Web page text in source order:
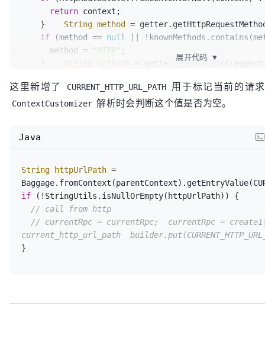
return context;
    }
String method =
if (method == null ||
      method =
"HTTP" ;
    }
String urlPath
String currentRpc =
        .put(CURRENT_RPC_KEY, baggageInfo)
        .put(CURRENT_HTTP_URL_PATH, methodPath)
        .build();
return
        .with(baggage);
展开代码 ▼
这里新增了 CURRENT_HTTP_URL_PATH 用于标记当前的请
ContextCustomizer 解析时会判断这个值是否为空。
String httpUrlPath =
if (!StringUtils.isNullOrEmpty(httpUrlPath)) {
// call from http
// currentRpc = currentRpc;  currentRpc =
current_http_url_path
Java